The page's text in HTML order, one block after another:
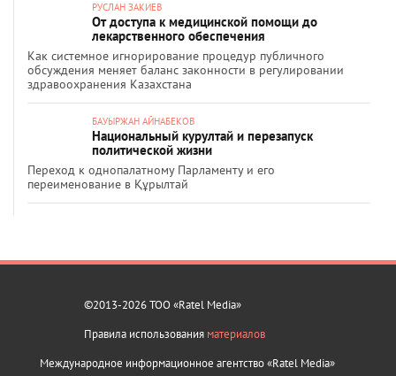
РУСЛАН ЗАКИЕВ
От доступа к медицинской помощи до
лекарственного обеспечения
Как системное игнорирование процедур публичного
обсуждения меняет баланс законности в регулировании
здравоохранения Казахстана
БАУЫРЖАН АЙНАБЕКОВ
Национальный курултай и перезапуск
политической жизни
Переход к однопалатному Парламенту и его
переименование в Құрылтай
©2013-2026 ТОО «Ratel Media»
Правила использования материалов
Международное информационное агентство «Ratel Media»